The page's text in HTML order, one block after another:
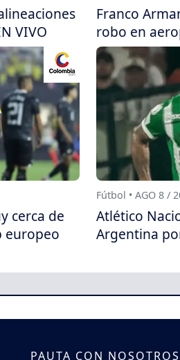
VIVO
Franco
robo en
cerca de
europeo
Fútbol • AGO 8 /
Atlético
Argentina
PAUTA CON NOSOTROS